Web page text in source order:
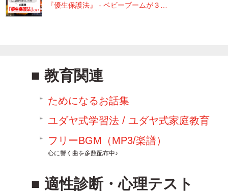
『優生保護法』 - ベビーブームが３…
教育関連
ためになるお話集
ユダヤ式学習法 / ユダヤ式家庭教育
フリーBGM（MP3/楽譜）
心に響く曲を多数配布中♪
適性診断・心理テスト